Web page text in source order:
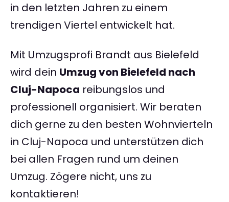
in den letzten Jahren zu einem
trendigen Viertel entwickelt hat.
Mit Umzugsprofi Brandt aus Bielefeld
wird dein Umzug von Bielefeld nach
Cluj-Napoca reibungslos und
professionell organisiert. Wir beraten
dich gerne zu den besten Wohnvierteln
in Cluj-Napoca und unterstützen dich
bei allen Fragen rund um deinen
Umzug. Zögere nicht, uns zu
kontaktieren!